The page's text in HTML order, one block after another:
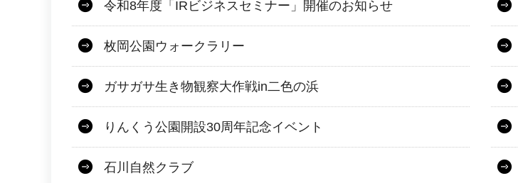
令和8年度「IRビジネスセミナー」開催のお知らせ
枚岡公園ウォークラリー
ガサガサ生き物観察大作戦in二色の浜
りんくう公園開設30周年記念イベント
石川自然クラブ